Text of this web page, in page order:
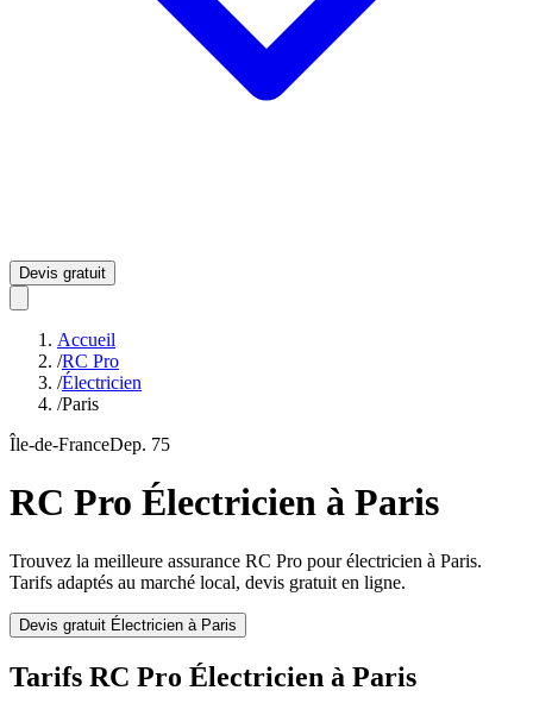
Devis gratuit
Accueil
/RC Pro
/Électricien
/Paris
Île-de-FranceDep. 75
RC Pro Électricien à Paris
Trouvez la meilleure assurance RC Pro pourélectricien à Paris.
Tarifs adaptés au marché local, devis gratuit en ligne.
Devis gratuit Électricien à Paris
Tarifs RC Pro Électricien à Paris